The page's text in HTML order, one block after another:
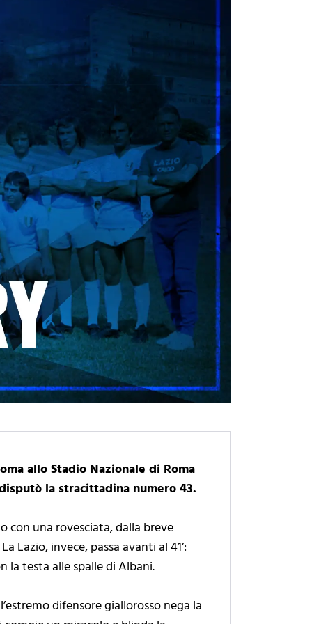
allo Stadio Nazionale di Roma
la stracittadina numero 43.
con una rovesciata, dalla breve
Lazio, invece, passa avanti al 41’:
la testa alle spalle di Albani.
difensore giallorosso nega la